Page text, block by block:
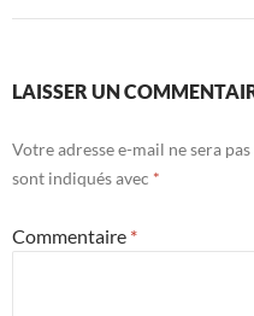
LAISSER UN
Votre adresse e-mail ne sera
sont indiqués avec *
Commentaire *